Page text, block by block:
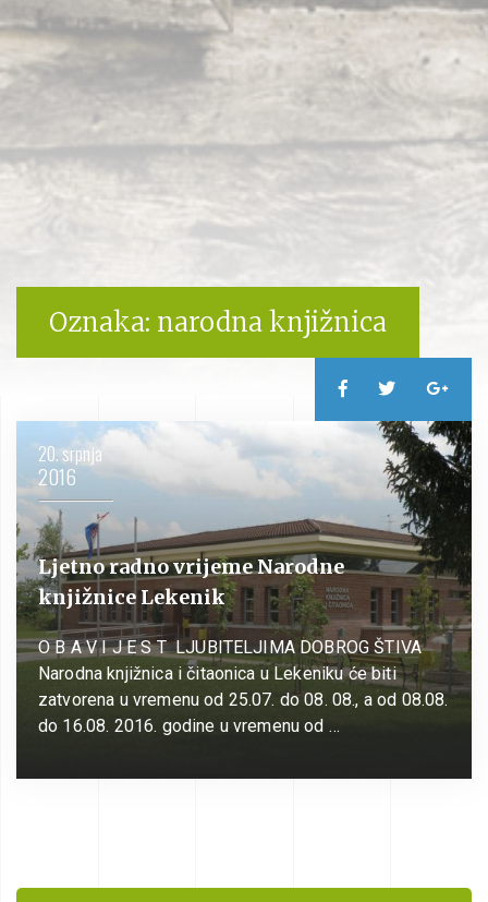
Oznaka: narodna knjižnica
20. srpnja
2016
Ljetno radno vrijeme Narodne
knjižnice Lekenik
O B A V I J E S T LJUBITELJIMA DOBROG ŠTIVA
Narodna knjižnica i čitaonica u Lekeniku će biti
zatvorena u vremenu od 25.07. do 08. 08., a od 08.08.
do 16.08. 2016. godine u vremenu od …